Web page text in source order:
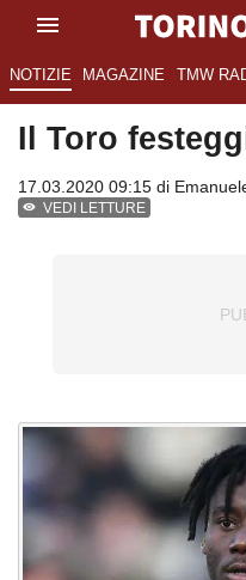
NOTIZIE MAGAZINE TMW
Il Toro
17.03.2020 09:15 di
VEDI LETTURE